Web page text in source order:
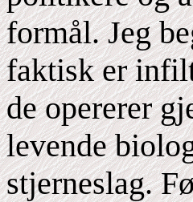
formål. Jeg
faktisk er
de opererer
levende
stjerneslag.